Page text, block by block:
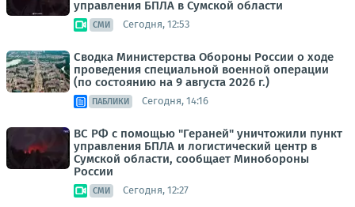
управления БПЛА в Сумской области
СМИ Сегодня, 12:53
Сводка Министерства Обороны России о ходе
проведения специальной военной операции
(по состоянию на 9 августа 2026 г.)
ПАБЛИКИ Сегодня, 14:16
ВС РФ с помощью "Гераней" уничтожили пункт
управления БПЛА и логистический центр в
Сумской области, сообщает Минобороны
России
СМИ Сегодня, 12:27